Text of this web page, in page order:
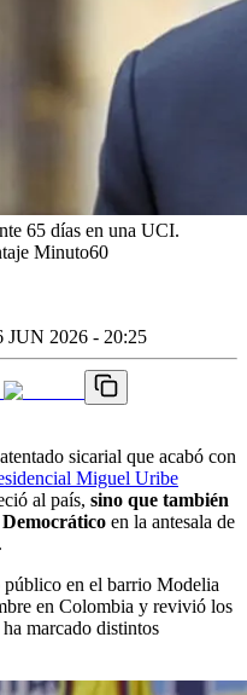
65 días en una UCI.
Minuto60
JUN 2026 - 20:25
sicarial que acabó con
Miguel Uribe
al país, sino que también
en la antesala de
público en el barrio Modelia
en Colombia y revivió los
marcado distintos